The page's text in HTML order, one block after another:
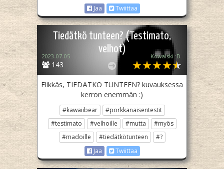
Jaa
Twiittaa
Tiedätkö tunteen? (Testimato,
velhot)
143
2023-07-05 Kowalski :D
Elikkäs, TIEDÄTKÖ TUNTEEN? kuvauksessa
kerron enemmän :)
#kawaiibear
#porkkanaisentestit
#testimato
#velhoille #mutta
#myös
#madoille
#tiedätkötunteen
#?
Jaa
Twiittaa